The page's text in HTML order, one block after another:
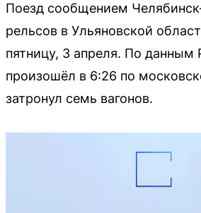
Поезд сообщением
рельсов в Ульяновской
пятницу, 3 апреля. По
произошёл в 6:26 по
затронул семь вагонов.